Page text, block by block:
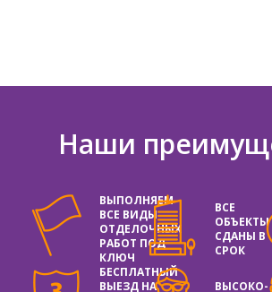
Наши
ВЫПОЛНЯЕМ
ВСЕ ВИДЫ
ОТДЕЛОЧНЫХ
РАБОТ ПОД
КЛЮЧ
ВСЕ
ОБЪЕКТЫ
СДАНЫ В
СРОК
БЕСПЛАТНЫЙ
ВЫЕЗД НА
ВЫСОКО-